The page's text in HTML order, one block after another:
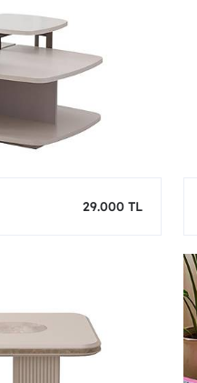
29.000 TL